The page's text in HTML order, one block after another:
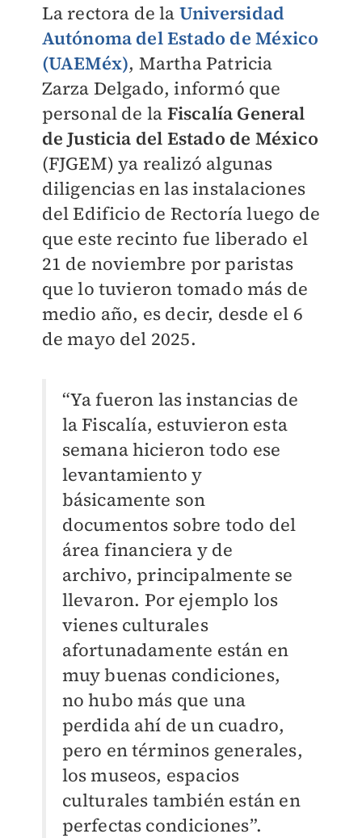
La rectora de la Universidad
Autónoma del Estado de México
(UAEMéx), Martha Patricia
Zarza Delgado, informó que
personal de la Fiscalía General
de Justicia del Estado de México
(FJGEM) ya realizó algunas
diligencias en las instalaciones
del Edificio de Rectoría luego de
que este recinto fue liberado el
21 de noviembre por paristas
que lo tuvieron tomado más de
medio año, es decir, desde el 6
de mayo del 2025.
“Ya fueron las instancias de
la Fiscalía, estuvieron esta
semana hicieron todo ese
levantamiento y
básicamente son
documentos sobre todo del
área financiera y de
archivo, principalmente se
llevaron. Por ejemplo los
vienes culturales
afortunadamente están en
muy buenas condiciones,
no hubo más que una
perdida ahí de un cuadro,
pero en términos generales,
los museos, espacios
culturales también están en
perfectas condiciones”.